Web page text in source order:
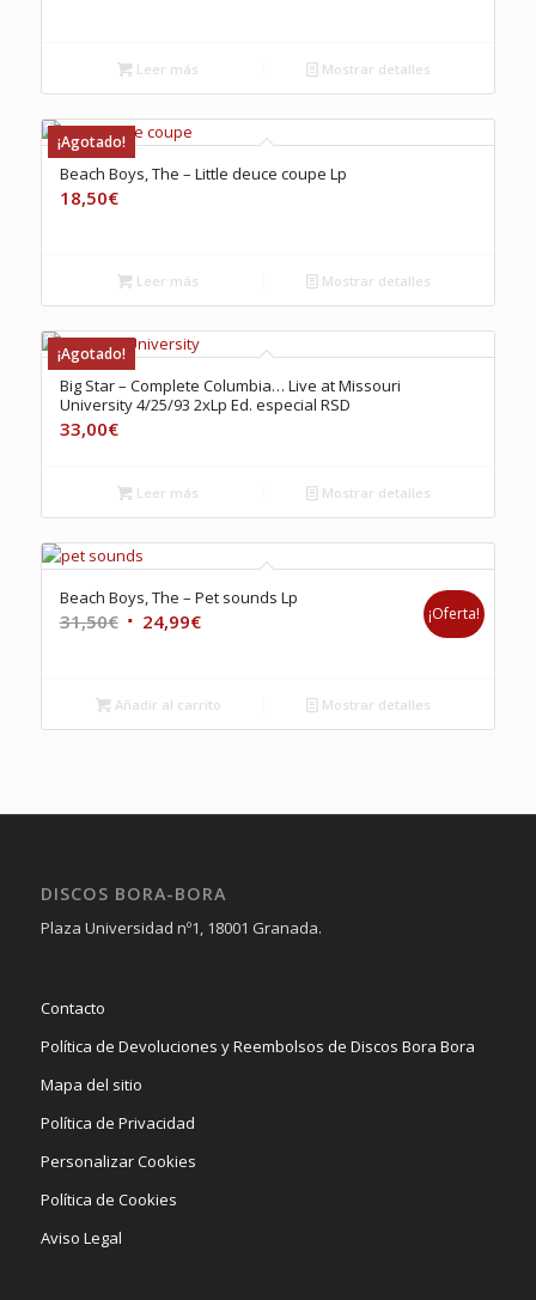
Leer más Mostrar detalles
¡Agotado!
Beach Boys, The – Little deuce coupe Lp
18,50€
Leer más Mostrar detalles
¡Agotado!
Big Star – Complete Columbia… Live at Missouri
University 4/25/93 2xLp Ed. especial RSD
33,00€
Leer más Mostrar detalles
Beach Boys, The – Pet sounds Lp
31,50€ El
era:
31,50€.
24,99€El
es:
24,99€.
¡Oferta!
Añadir al carrito Mostrar detalles
DISCOS BORA-BORA
Plaza Universidad nº1, 18001 Granada.
Contacto
Política de Devoluciones y Reembolsos de Discos Bora Bora
Mapa del sitio
Política de Privacidad
Personalizar Cookies
Política de Cookies
Aviso Legal